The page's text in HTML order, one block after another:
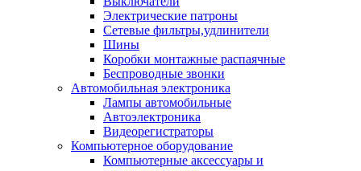
Электрические патроны
Сетевые фильтры,удлинители
Шины
Коробки монтажные распаячные
Беспроводные звонки
Автомобильная электроника
Лампы автомобильные
Автоэлектроника
Видеорегистраторы
Компьютерное оборудование
Компьютерные аксессуары и